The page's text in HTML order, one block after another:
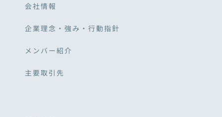
会社情報
企業理念・強み・行動指針
メンバー紹介
主要取引先